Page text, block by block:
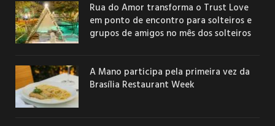
Rua do Amor transforma o Trust Love
em ponto de encontro para solteiros e
grupos de amigos no mês dos solteiros
A Mano participa pela primeira vez da
Brasília Restaurant Week